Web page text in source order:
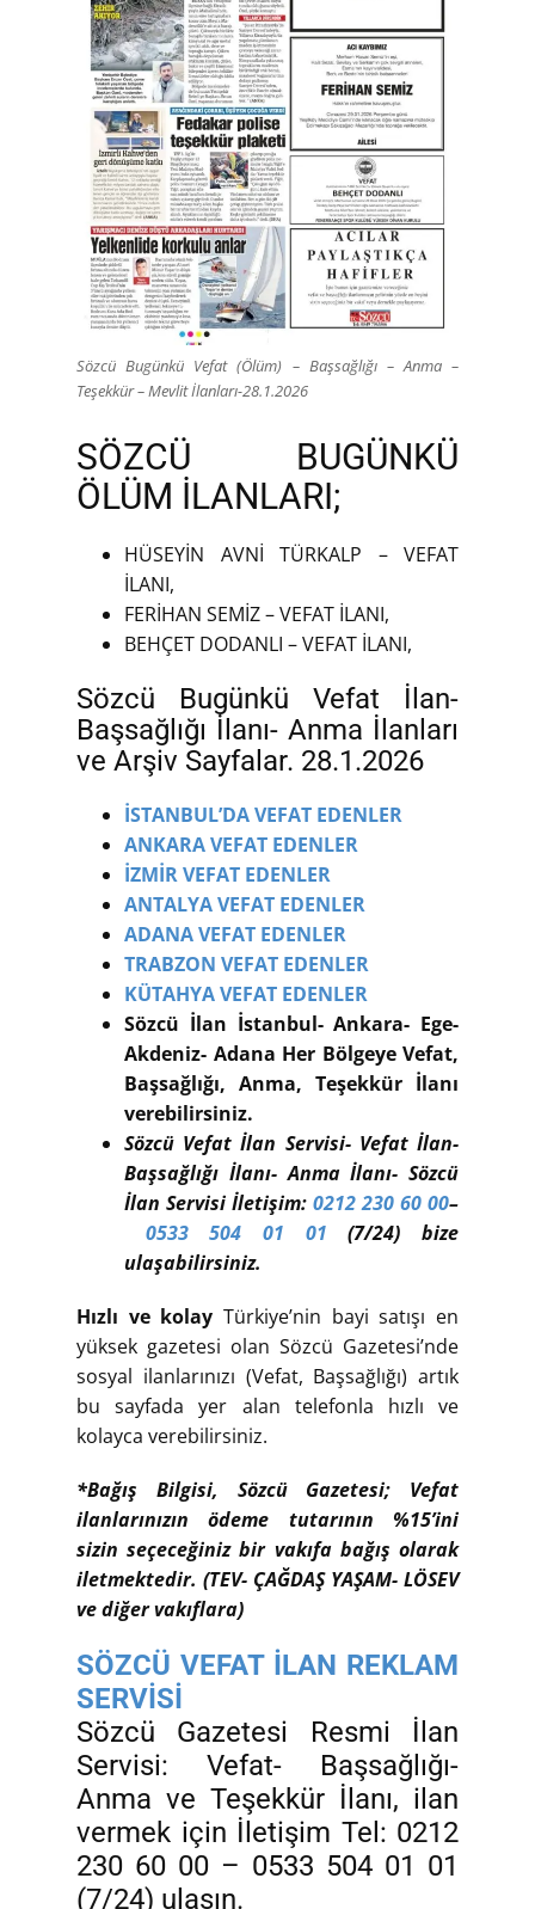
Sözcü Bugünkü Vefat (Ölüm) – Başsağlığı – Anma –
Teşekkür – Mevlit İlanları-28.1.2026
SÖZCÜ BUGÜNKÜ
ÖLÜM İLANLARI;
HÜSEYİN AVNİ TÜRKALP – VEFAT
İLANI,
FERİHAN SEMİZ – VEFAT İLANI,
BEHÇET DODANLI – VEFAT İLANI,
Sözcü Bugünkü Vefat İlan-
Başsağlığı İlanı- Anma İlanları
ve Arşiv Sayfalar. 28.1.2026
İSTANBUL’DA VEFAT EDENLER
ANKARA VEFAT EDENLER
İZMİR VEFAT EDENLER
ANTALYA VEFAT EDENLER
ADANA VEFAT EDENLER
TRABZON VEFAT EDENLER
KÜTAHYA VEFAT EDENLER
Sözcü İlan İstanbul- Ankara- Ege-
Akdeniz- Adana Her Bölgeye Vefat,
Başsağlığı, Anma, Teşekkür İlanı
verebilirsiniz.
Sözcü Vefat İlan Servisi- Vefat İlan-
Başsağlığı İlanı- Anma İlanı- Sözcü
İlan Servisi İletişim: 0212 230 60 00–
0533 504 01 01 (7/24) bize
ulaşabilirsiniz.
Hızlı ve kolay Türkiye’nin bayi satışı en
yüksek gazetesi olan Sözcü Gazetesi’nde
sosyal ilanlarınızı (Vefat, Başsağlığı) artık
bu sayfada yer alan telefonla hızlı ve
kolayca verebilirsiniz.
*Bağış Bilgisi, Sözcü Gazetesi; Vefat
ilanlarınızın ödeme tutarının %15’ini
sizin seçeceğiniz bir vakıfa bağış olarak
iletmektedir. (TEV- ÇAĞDAŞ YAŞAM- LÖSEV
ve diğer vakıflara)
SÖZCÜ VEFAT İLAN REKLAM
SERVİSİ
Sözcü Gazetesi Resmi İlan
Servisi: Vefat- Başsağlığı-
Anma ve Teşekkür İlanı, ilan
vermek için İletişim Tel: 0212
230 60 00 – 0533 504 01 01
(7/24) ulaşın.